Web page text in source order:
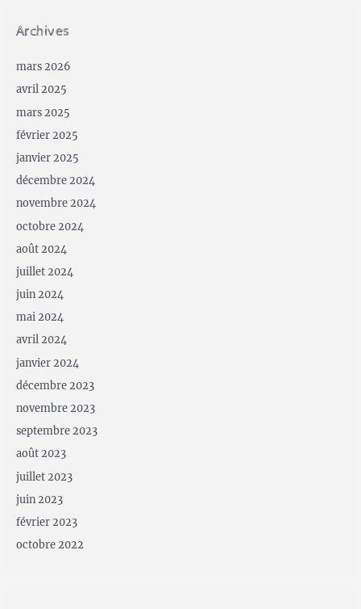
Archives
mars 2026
avril 2025
mars 2025
février 2025
janvier 2025
décembre 2024
novembre 2024
octobre 2024
août 2024
juillet 2024
juin 2024
mai 2024
avril 2024
janvier 2024
décembre 2023
novembre 2023
septembre 2023
août 2023
juillet 2023
juin 2023
février 2023
octobre 2022